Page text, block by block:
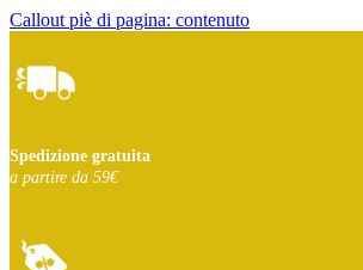
Callout piè di pagina: contenuto
Spedizione gratuita
a partire da 59€